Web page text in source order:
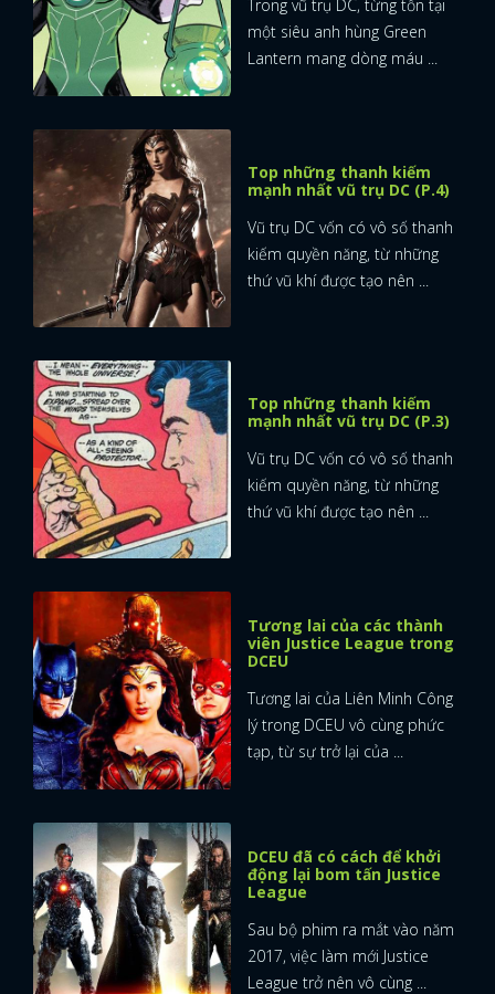
Trong vũ trụ DC, từng tồn tại
một siêu anh hùng Green
Lantern mang dòng máu ...
Top những thanh kiếm
mạnh nhất vũ trụ DC (P.4)
Vũ trụ DC vốn có vô số thanh
kiếm quyền năng, từ những
thứ vũ khí được tạo nên ...
Top những thanh kiếm
mạnh nhất vũ trụ DC (P.3)
Vũ trụ DC vốn có vô số thanh
kiếm quyền năng, từ những
thứ vũ khí được tạo nên ...
Tương lai của các thành
viên Justice League trong
DCEU
Tương lai của Liên Minh Công
lý trong DCEU vô cùng phức
tạp, từ sự trở lại của ...
DCEU đã có cách để khởi
động lại bom tấn Justice
League
Sau bộ phim ra mắt vào năm
2017, việc làm mới Justice
League trở nên vô cùng ...